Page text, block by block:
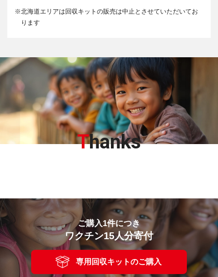
※北海道エリアは回収キットの販売は中止とさせていただいてお
ります
Thanks
ご購入1件につき
ワクチン15人分寄付
専用回収キットのご購入